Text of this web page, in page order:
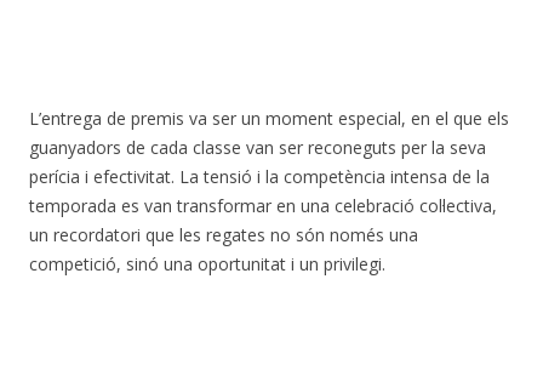
L’entrega de premis va ser un moment especial, en el que els
guanyadors de cada classe van ser reconeguts per la seva
perícia i efectivitat. La tensió i la competència intensa de la
temporada es van transformar en una celebració col·lectiva,
un recordatori que les regates no són només una
competició, sinó una oportunitat i un privilegi.